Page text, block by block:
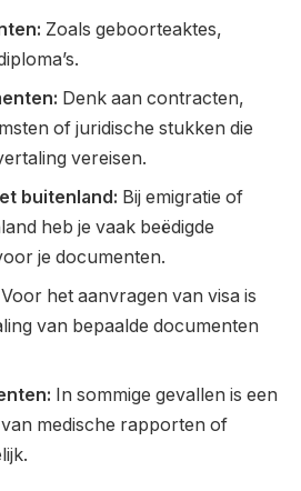
Zoals geboorteaktes,
Denk aan contracten,
of juridische stukken die
vereisen.
buitenland: Bij emigratie of
heb je vaak beëdigde
je documenten.
Voor het aanvragen van visa is
van bepaalde documenten
In sommige gevallen is een
medische rapporten of